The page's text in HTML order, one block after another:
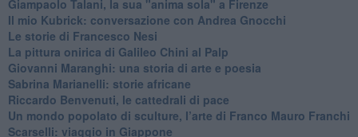
Giampaolo Talani, la sua "anima sola" a Firenze
Il mio Kubrick: conversazione con Andrea Gnocchi
Le storie di Francesco Nesi
​La pittura onirica di Galileo Chini al Palp
​Giovanni Maranghi: una storia di arte e poesia
Sabrina Marianelli: storie africane
​Riccardo Benvenuti, le cattedrali di pace
​Un mondo popolato di sculture, l’arte di Franco Mauro Franchi
​Scarselli: viaggio in Giappone